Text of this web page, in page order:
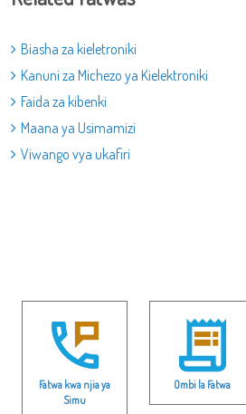
Biasha za kieletroniki
Kanuni za Michezo ya Kielektroniki
Faida za kibenki
Maana ya Usimamizi
Viwango vya ukafiri
Fatwa kwa njia ya
Simu
Ombi la Fatwa